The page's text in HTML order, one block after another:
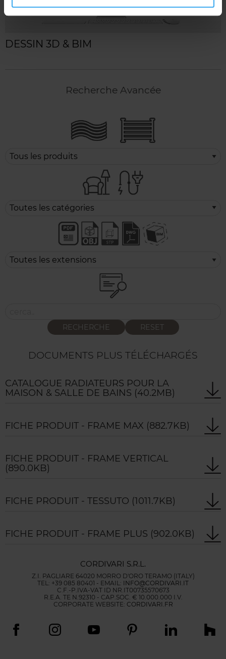
DESSIN 3D & BIM
Recherche Avancée
RECHERCHE RESET
DOCUMENTS PLUS TÉLÉCHARGÉS
CATALOGUE RADIATEURS POUR LA
MAISON & SALLE DE BAINS (40.2MB)
FICHE PRODUIT - FRAME MAX (882.7KB)
FICHE PRODUIT - FRAME VERTICAL
(890.0KB)
FICHE PRODUIT - TESSUTO (1011.7KB)
FICHE PRODUIT - FRAME PLUS (902.0KB)
CORDIVARI S.R.L.
Z.I. PAGLIARE 64020 MORRO D'ORO TERAMO (ITALY)
TEL: +39 085 80401 - EMAIL: INFO@CORDIVARI.IT
C.F.-P.IVA-VAT ID NR.IT00735570673
R.E.A. TE N.92310 - CAP.SOC. € 10.000.000 I.V.
CORPORATE WEBSITE: CORDIVARI.FR